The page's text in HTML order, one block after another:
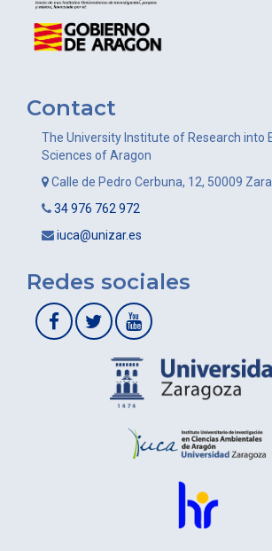
Contact
The University Institute of Research into
Sciences of Aragon
Calle de Pedro Cerbuna, 12, 50009
34 976 762 972
iuca@unizar.es
Redes sociales